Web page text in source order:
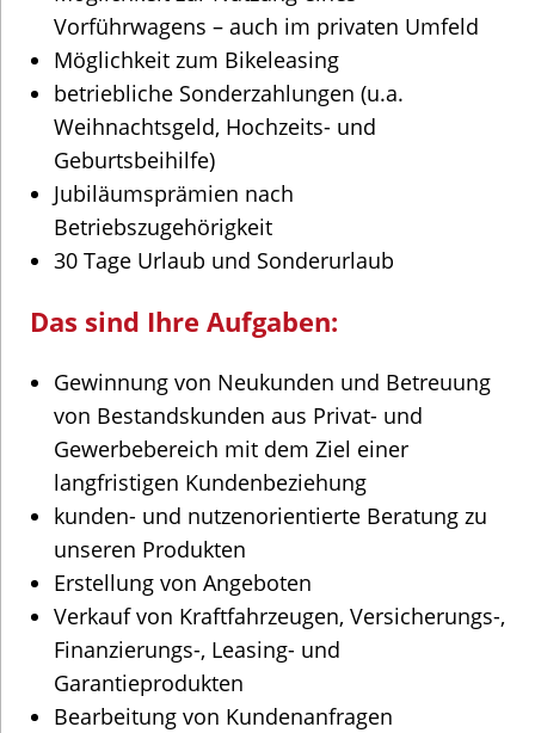
Vorführwagens – auch im privaten Umfeld
Möglichkeit zum Bikeleasing
betriebliche Sonderzahlungen (u.a.
Weihnachtsgeld, Hochzeits- und
Geburtsbeihilfe)
Jubiläumsprämien nach
Betriebszugehörigkeit
30 Tage Urlaub und Sonderurlaub
Das sind Ihre Aufgaben:
Gewinnung von Neukunden und Betreuung
von Bestandskunden aus Privat- und
Gewerbebereich mit dem Ziel einer
langfristigen Kundenbeziehung
kunden- und nutzenorientierte Beratung zu
unseren Produkten
Erstellung von Angeboten
Verkauf von Kraftfahrzeugen, Versicherungs-,
Finanzierungs-, Leasing- und
Garantieprodukten
Bearbeitung von Kundenanfragen